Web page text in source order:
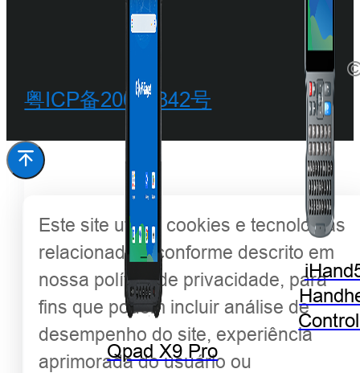
Qpad X9 Pro
粤ICP备20068342号
Este site utiliza cookies e tecnologias
relacionadas, conforme descrito em
nossa política de privacidade, para
fins que podem incluir análise de
desempenho do site, experiência
aprimorada do usuário ou